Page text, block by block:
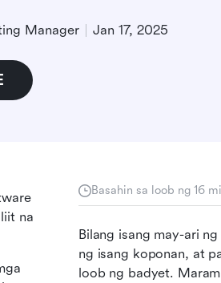
Manager Jan 17, 2025
Basahin sa loob ng 16
Bilang isang may-ari
ng isang koponan, at
loob ng badyet.
na